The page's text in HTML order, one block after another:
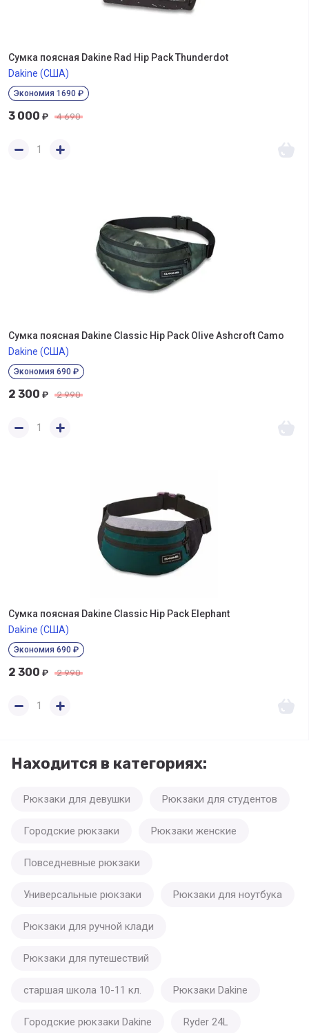
Сумка поясная Dakine Rad Hip Pack Thunderdot
Dakine (США)
Экономия 1690 ₽
3 000 ₽ 4 690
Сумка поясная Dakine Classic Hip Pack Olive Ashcroft Camo
Dakine (США)
Экономия 690 ₽
2 300 ₽ 2 990
Сумка поясная Dakine Classic Hip Pack Elephant
Dakine (США)
Экономия 690 ₽
2 300 ₽ 2 990
Находится в категориях:
Рюкзаки для девушки Рюкзаки для студентов
Городские рюкзаки Рюкзаки женские
Повседневные рюкзаки
Универсальные рюкзаки Рюкзаки для ноутбука
Рюкзаки для ручной клади
Рюкзаки для путешествий
старшая школа 10-11 кл. Рюкзаки Dakine
Городские рюкзаки Dakine Ryder 24L